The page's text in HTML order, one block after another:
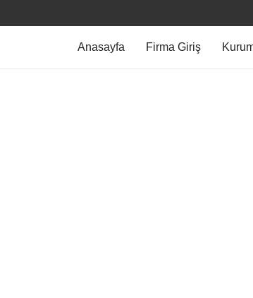
Anasayfa Firma Giriş